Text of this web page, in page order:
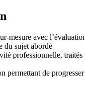
mesure avec
du sujet abordé
professionnelle, traités
permettant de progresser